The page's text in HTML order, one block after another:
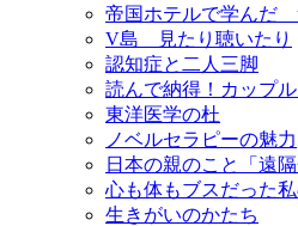
帝国ホテルで学んだ
V島 見たり聴いたり
認知症と二人三脚
読んで納得！カップ
東洋医学の杜
ノベルセラピーの魅力
日本の親のこと「遠隔
心も体もブスだった
生きがいのかたち